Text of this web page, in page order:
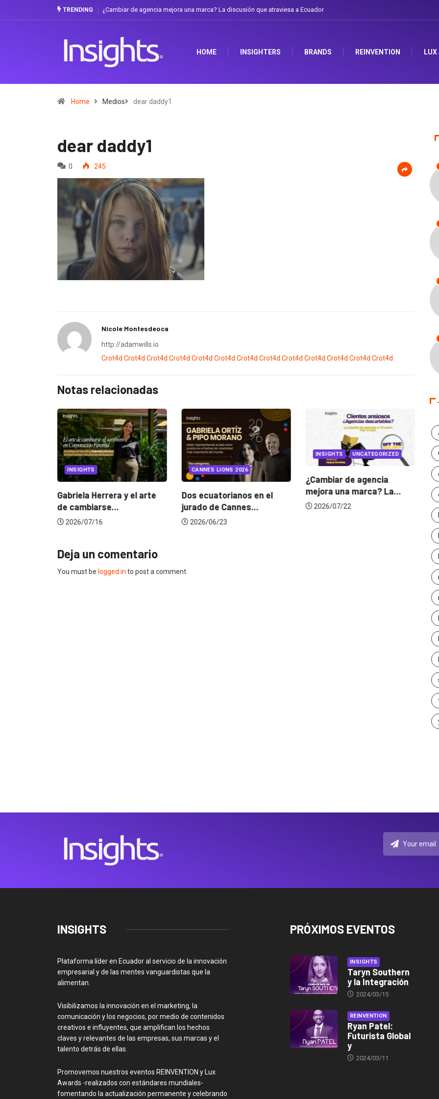
TRENDING ¿Cambiar de agencia mejora una marca? La discusión que atraviesa a Ecuador
HOME INSIGHTERS BRANDS REINVENTION LUX
Home Medios dear daddy1
dear daddy1
0 245
Nicole Montesdeoca
http://adamwills.io
Crot4d Crot4d Crot4d Crot4d Crot4d Crot4d Crot4d Crot4d Crot4d Crot4d Crot4d Crot4d Crot4d
Notas relacionadas
INSIGHTS
Gabriela Herrera y el arte
de cambiarse...
2026/07/16
CANNES LIONS 2026
Dos ecuatorianos en el
jurado de Cannes...
2026/06/23
INSIGHTS UNCATEGORIZED
¿Cambiar de agencia
mejora una marca? La...
2026/07/22
Deja un comentario
You must be logged in to post a comment.
INSIGHTS
Plataforma líder en Ecuador al servicio de la innovación
empresarial y de las mentes vanguardistas que la
alimentan.
Visibilizamos la innovación en el marketing, la
comunicación y los negocios, por medio de contenidos
creativos e influyentes, que amplifican los hechos
claves y relevantes de las empresas, sus marcas y el
talento detrás de ellas.
Promovemos nuestros eventos REINVENTION y Lux
Awards -realizados con estándares mundiales-
fomentando la actualización permanente y celebrando
PRÓXIMOS EVENTOS
INSIGHTS
Taryn Southern
y la Integración
2024/03/15
REINVENTION
Ryan Patel:
Futurista Global
y
2024/03/11